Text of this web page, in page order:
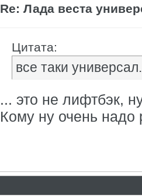
Re: Лада веста
Цитата:
все таки
... это не лифтбэк,
Кому ну очень надо